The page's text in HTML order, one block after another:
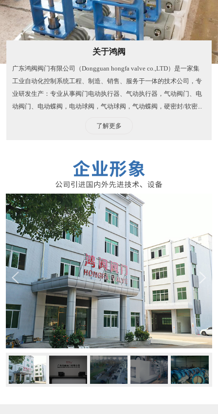
关于鸿阀
广东鸿阀阀门有限公司（Dongguan hongfa valve co.,LTD）是一家集
工业自动化控制系统工程、制造、销售、服务于一体的技术公司，专
业研发生产：专业从事阀门电动执行器、气动执行器，气动阀门、电
动阀门、电动蝶阀，电动球阀，气动球阀，气动蝶阀，硬密封/软密...
了解更多